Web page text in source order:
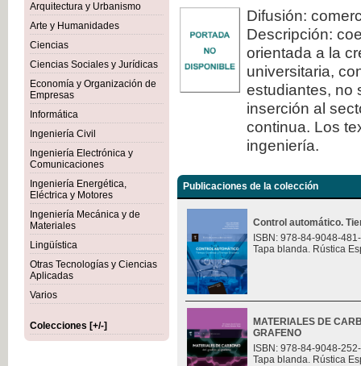
Arquitectura y Urbanismo
Arte y Humanidades
Ciencias
Ciencias Sociales y Jurídicas
Economía y Organización de
Empresas
Informática
Ingeniería Civil
Ingeniería Electrónica y
Comunicaciones
Ingeniería Energética,
Eléctrica y Motores
Ingeniería Mecánica y de
Materiales
Lingüística
Otras Tecnologías y Ciencias
Aplicadas
Varios
Colecciones [+/-]
Difusión:
Descripción:
orientada a la
universitaria,
estudiantes, no
inserción al
continua. Los
ingeniería.
Publicaciones de la colección
Control automático.
ISBN: 978-84-9048-
Tapa blanda. Rústica
MATERIALES DE
GRAFENO
ISBN: 978-84-9048-
Tapa blanda. Rústica